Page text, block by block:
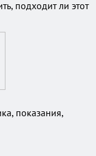
подходит ли этот
показания,